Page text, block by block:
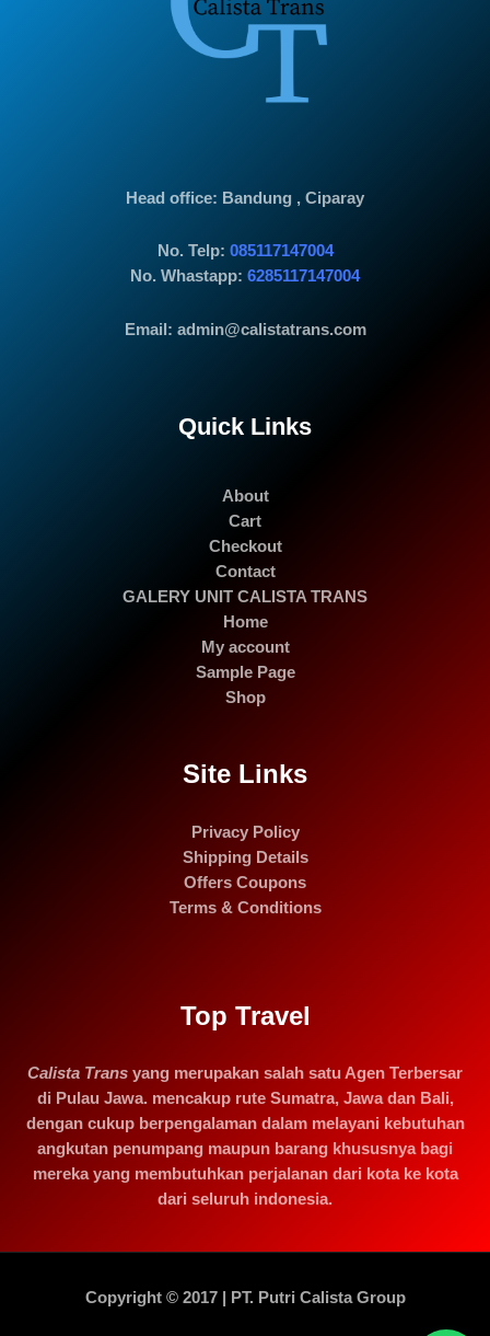
Head office: Bandung , Ciparay
No. Telp: 085117147004
No. Whastapp: 6285117147004
Email: admin@calistatrans.com
Quick Links
About
Cart
Checkout
Contact
GALERY UNIT CALISTA TRANS
Home
My account
Sample Page
Shop
Site Links
Privacy Policy
Shipping Details
Offers Coupons
Terms & Conditions
Top Travel
Calista Trans yang merupakan salah satu Agen Terbersar
di Pulau Jawa. mencakup rute Sumatra, Jawa dan Bali,
dengan cukup berpengalaman dalam melayani kebutuhan
angkutan penumpang maupun barang khususnya bagi
mereka yang membutuhkan perjalanan dari kota ke kota
dari seluruh indonesia.
Copyright © 2017 | PT. Putri Calista Group